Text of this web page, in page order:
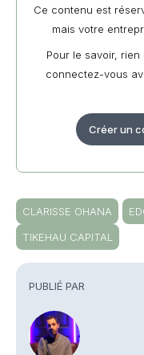
PUBLIÉ PAR
Ce contenu est
mais votre
Pour le savoir,
connectez-vous
Créer un
CLARISSE OHANA
TIKEHAU CAPITAL